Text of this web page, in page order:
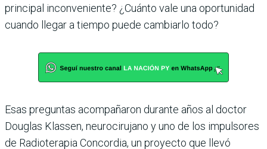
principal inconveniente? ¿Cuánto vale una oportunidad
cuando llegar a tiempo puede cambiarlo todo?
Esas preguntas acompañaron durante años al doctor
Douglas Klassen, neurocirujano y uno de los impulsores
de Radioterapia Concordia, un proyecto que llevó